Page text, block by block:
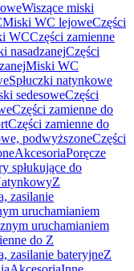
Wiszące miski
Miski WC lejoweCzęści
WCCzęści zamienne
nasadzanejCzęści
Miski WC
Spłuczki natynkowe
sedesoweCzęści
Części zamienne do
Części zamienne do
podwyższoneCzęści
AkcesoriaPoręcze
spłukujące do
Z
zasilanie
uruchamianiem
uruchamianiem
do Z
zasilanie bateryjneZ